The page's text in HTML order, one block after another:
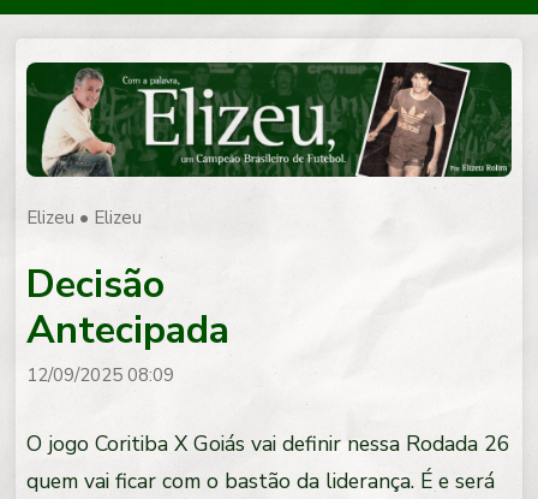
Elizeu • Elizeu
Decisão
Antecipada
12/09/2025 08:09
O jogo Coritiba X Goiás vai definir nessa Rodada 26
quem vai ficar com o bastão da liderança. É e será